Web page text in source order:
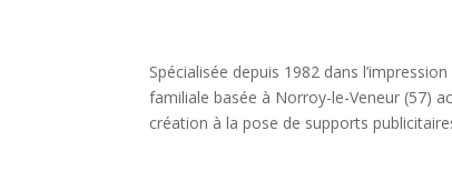
Spécialisée depuis 1982 dans
familiale basée à Norroy-le-Veneur (57)
création à la pose de supports